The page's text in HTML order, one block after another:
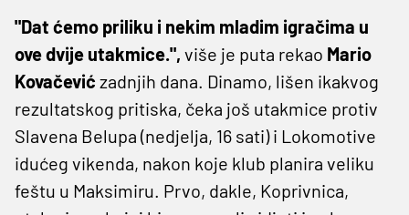
"Dat ćemo priliku i nekim mladim igračima u
ove dvije utakmice.", više je puta rekao Mario
Kovačević zadnjih dana. Dinamo, lišen ikakvog
rezultatskog pritiska, čeka još utakmice protiv
Slavena Belupa (nedjelja, 16 sati) i Lokomotive
idućeg vikenda, nakon koje klub planira veliku
feštu u Maksimiru. Prvo, dakle, Koprivnica,